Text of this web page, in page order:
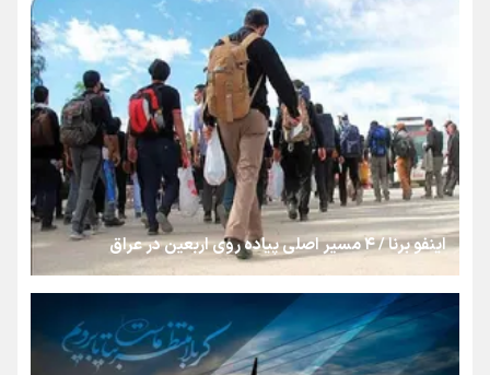
بنزین؛ تدبیری برای حفظ امنیت انرژی
«هورامان»؛ میراثی که جهان را شیفته کرد
شکستگیِ بزرگ؛ روایتِ یک استخوان، یک نسل، یک توهم!
رسانه ملی و حق مردم برای شنیدن صدای رئیس‌جمهوری
اینفو برنا / ۴ مسیر اصلی پیاده روی اربعین در عراق